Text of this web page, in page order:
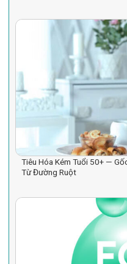
Tiêu Hóa Kém Tuổi 50+ —
Từ Đường Ruột